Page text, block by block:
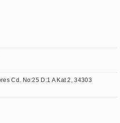
Cd. No:25 D:1 A Kat 2, 34303